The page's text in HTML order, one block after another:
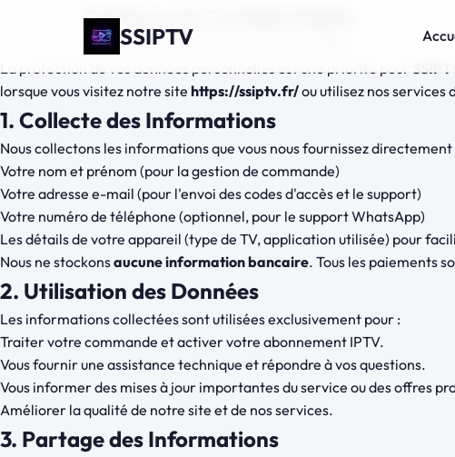
SSIPTV
Politique de Confidentialité
Dernière mise à jour : 23 Novembre 2025
La protection de vos données personnelles est une priorité pour
lorsque vous visitez notre site https://ssiptv.fr/ou utilisez nos services
1. Collecte des Informations
Nous collectons les informations que vous nous fournissez
Votre nom et prénom (pour la gestion de commande)
Votre adresse e-mail (pour l'envoi des codes d'accès et le support)
Votre numéro de téléphone (optionnel, pour le support WhatsApp)
Les détails de votre appareil (type de TV, application utilisée) pour
Nous ne stockonsaucune information bancaire. Tous les paiements
2. Utilisation des Données
Les informations collectées sont utilisées exclusivement pour :
Traiter votre commande et activer votre abonnement IPTV.
Vous fournir une assistance technique et répondre à vos questions.
Vous informer des mises à jour importantes du service ou des offres
Améliorer la qualité de notre site et de nos services.
3. Partage des Informations